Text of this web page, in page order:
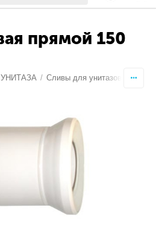
прямой 150
/ Сливы для унитазов,